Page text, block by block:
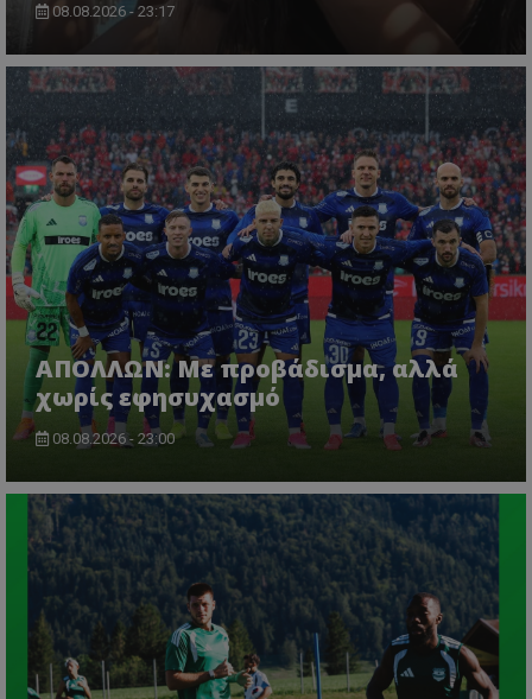
08.08.2026 - 23:17
ΑΠΟΛΛΩΝ: Με προβάδισμα, αλλά
χωρίς εφησυχασμό
08.08.2026 - 23:00